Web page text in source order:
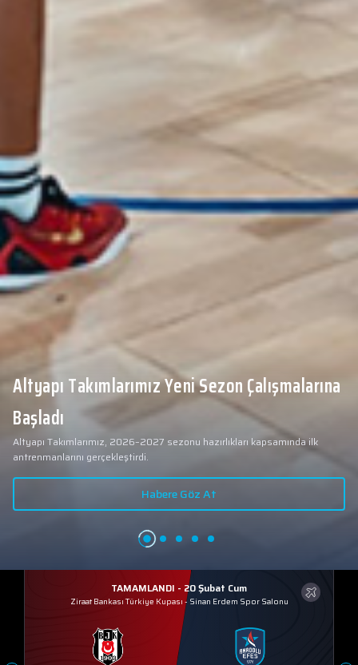
Altyapı Takımlarımız Yeni Sezon Çalışmalarına
Başladı
Altyapı Takımlarımız, 2026–2027 sezonu hazırlıkları kapsamında ilk
antrenmanlarını gerçekleştirdi.
Habere Göz At
TAMAMLANDI - 20 Şubat Cum
Ziraat Bankası Türkiye Kupası - Sinan Erdem Spor Salonu